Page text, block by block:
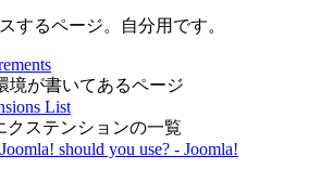
するページ。自分用です。
境が書いてあるページ
List
クステンションの一覧
should you use? - Joomla!